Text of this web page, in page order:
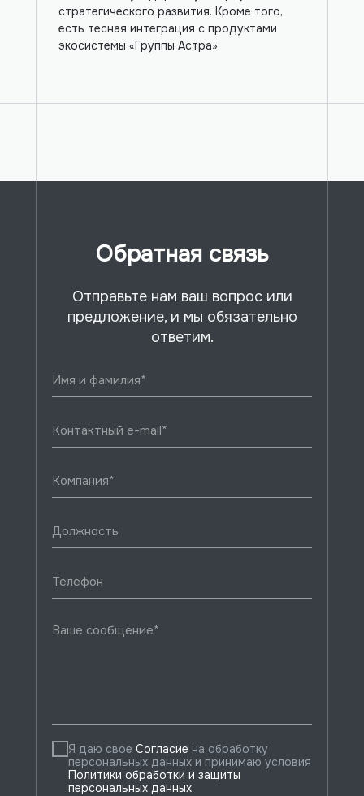
стратегического развития. Кроме того,
есть тесная интеграция с продуктами
экосистемы «Группы Астра»
Обратная связь
Отправьте нам ваш вопрос или
предложение, и мы обязательно
ответим.
Я даю свое Согласие на обработку
персональных данных и принимаю условия
Политики обработки и защиты
персональных данных